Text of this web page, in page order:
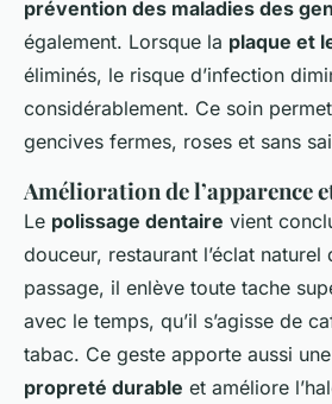
prévention des maladies des
également. Lorsque la plaque et
éliminés, le risque d’infection
considérablement. Ce soin
gencives fermes, roses et sans
Amélioration de l’apparence
Le polissage dentaire vient
douceur, restaurant l’éclat naturel
passage, il enlève toute tache
avec le temps, qu’il s’agisse de
tabac. Ce geste apporte aussi
propreté durable et améliore